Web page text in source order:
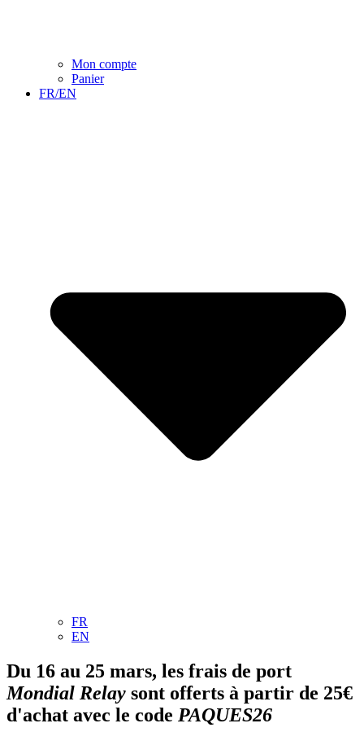
Mon compte
Panier
FR/EN
FR
EN
Du 16 au 25 mars, les frais de port
Mondial Relay sont offerts à partir de 25€
d'achat avec le code PAQUES26